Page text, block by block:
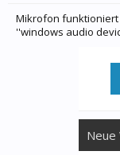
Mikrofon
''windows audio
Neue